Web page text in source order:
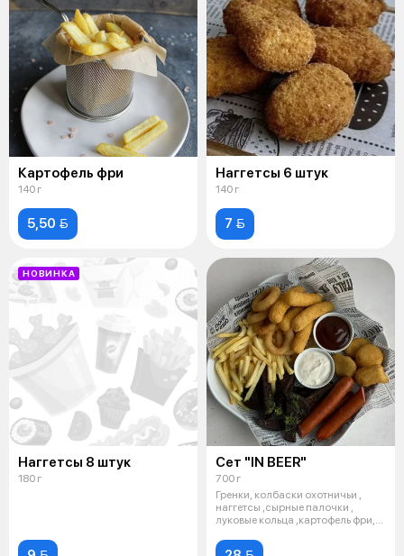
Картофель фри
140 г
5,50 
Наггетсы 6 штук
140 г
7 
НОВИНКА
Наггетсы 8 штук
180 г
Сет "IN BEER"
700 г
Гренки, колбаски охотничьи ,
наггетсы ,сырные палочки ,
луковые кольца ,картофель фри,